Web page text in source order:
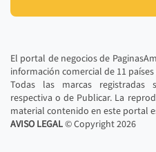
El portal de negocios de
información comercial de 11
Todas las marcas
respectiva o de Publicar. La
material contenido en este portal
AVISO LEGAL© Copyright2026